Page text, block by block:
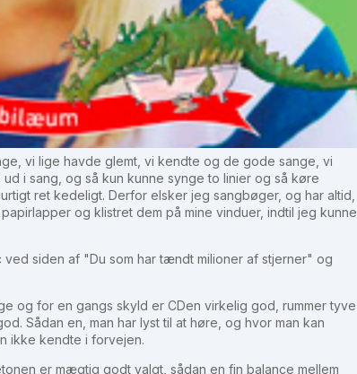
vi lige havde glemt, vi kendte og de gode sange, vi
i sang, og så kun kunne synge to linier og så køre
ret kedeligt. Derfor elsker jeg sangbøger, og har altid,
og klistret dem på mine vinduer, indtil jeg kunne
siden af "Du som har tændt milioner af stjerner" og
og for en gangs skyld er CDen virkelig god, rummer tyve
Sådan en, man har lyst til at høre, og hvor man kan
ikke kendte i forvejen.
er mægtig godt valgt, sådan en fin balance mellem